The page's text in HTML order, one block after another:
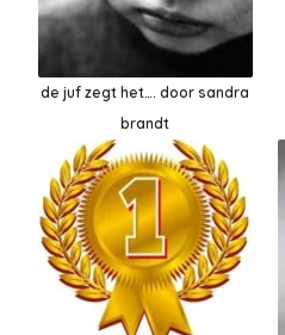
de juf zegt het…. door sandra
brandt